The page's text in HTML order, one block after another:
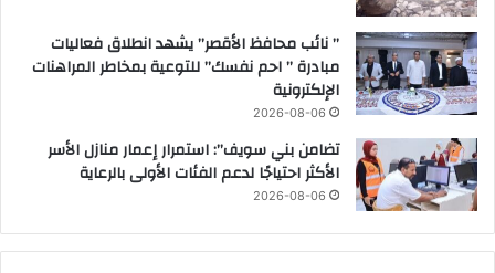
” نائب محافظ الأقصر” يشهد انطلاق فعاليات
مبادرة ” احم نفسك” للتوعية بمخاطر المراهنات
الإلكترونية
2026-08-06
تضامن بني سويف”: استمرار إعمار منازل الأسر
الأكثر احتياجًا لدعم الفئات الأولى بالرعاية
2026-08-06